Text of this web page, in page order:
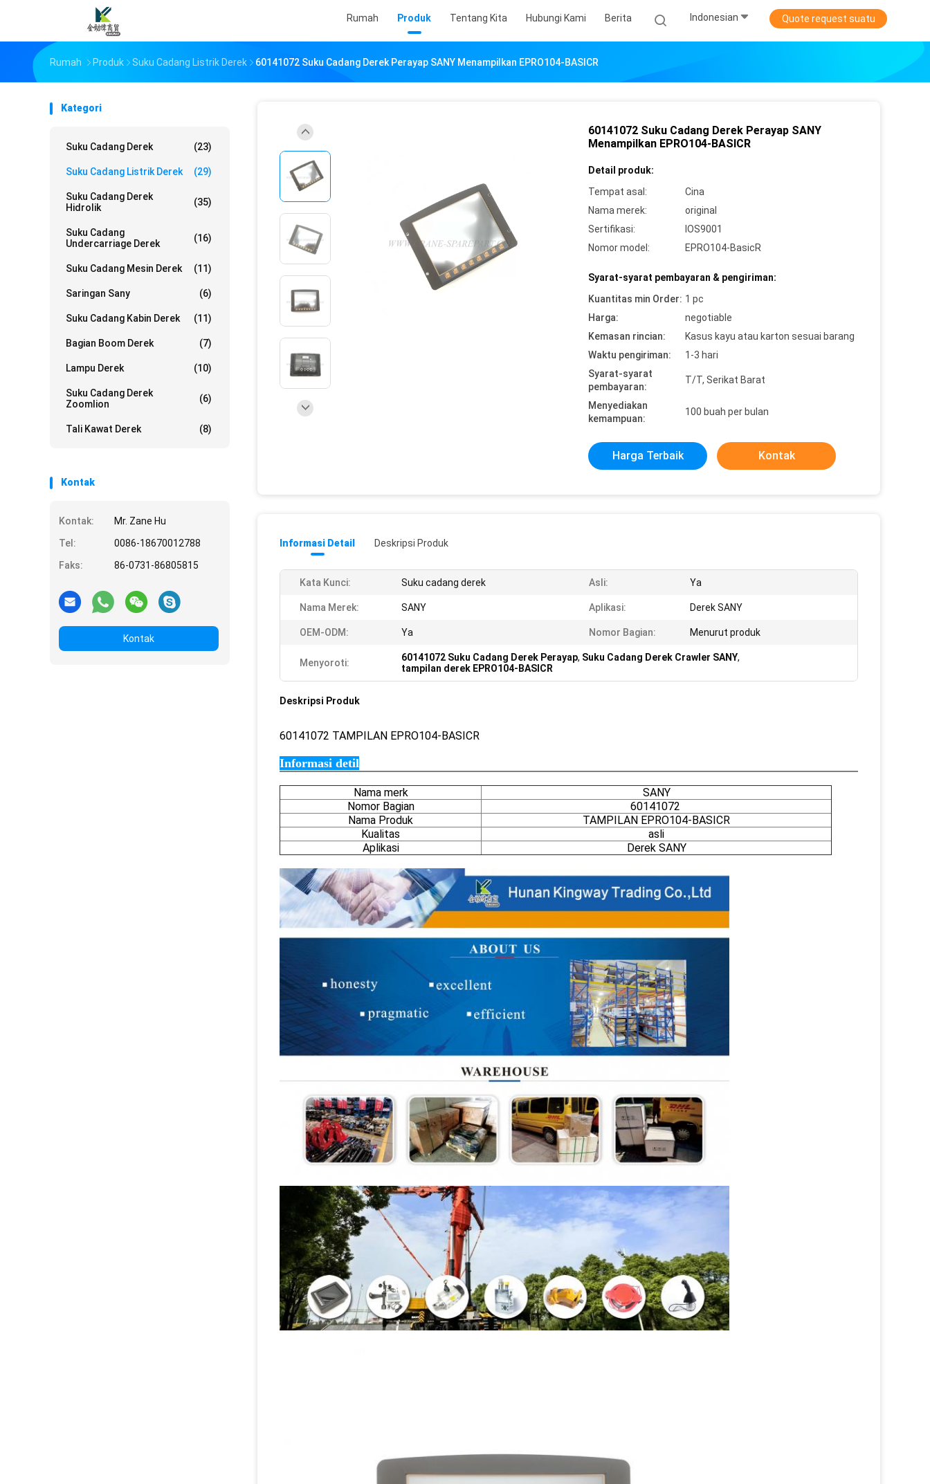
Rumah Produk Tentang Kita Hubungi Kami Berita Indonesian Quote request suatu
Rumah Produk Suku Cadang Listrik Derek 60141072 Suku Cadang Derek Perayap SANY Menampilkan EPRO104-BASICR
Kategori
Suku Cadang Derek (23)
Suku Cadang Listrik Derek (29)
Suku Cadang Derek
Hidrolik
(35)
Suku Cadang
Undercarriage Derek
(16)
Suku Cadang Mesin Derek (11)
Saringan Sany (6)
Suku Cadang Kabin Derek (11)
Bagian Boom Derek (7)
Lampu Derek (10)
Suku Cadang Derek
Zoomlion
(6)
Tali Kawat Derek (8)
Kontak
Kontak:
Mr. Zane Hu
Tel:
0086-18670012788
Faks:
86-0731-86805815
Kontak
60141072 Suku Cadang Derek Perayap SANY
Menampilkan EPRO104-BASICR
Detail produk:
Tempat asal:
Cina
Nama merek:
original
Sertifikasi:
IOS9001
Nomor model:
EPRO104-BasicR
Syarat-syarat pembayaran & pengiriman:
Kuantitas min Order: 1 pc
Harga:
negotiable
Kemasan rincian:
Kasus kayu atau karton sesuai barang
Waktu pengiriman:
1-3 hari
Syarat-syarat
pembayaran:
T/T, Serikat Barat
Menyediakan
kemampuan:
100 buah per bulan
Harga Terbaik Kontak
Informasi Detail Deskripsi Produk
Kata Kunci: Suku cadang derek Asli: Ya
Nama Merek: SANY Aplikasi: Derek SANY
OEM-ODM: Ya Nomor Bagian: Menurut produk
Menyoroti: 60141072 Suku Cadang Derek Perayap, Suku Cadang Derek Crawler SANY,
tampilan derek EPRO104-BASICR
Deskripsi Produk
60141072 TAMPILAN EPRO104-BASICR
Informasi detil
Nama merk
SANY
Nomor Bagian
60141072
Nama Produk
TAMPILAN EPRO104-BASICR
Kualitas
asli
Aplikasi
Derek SANY